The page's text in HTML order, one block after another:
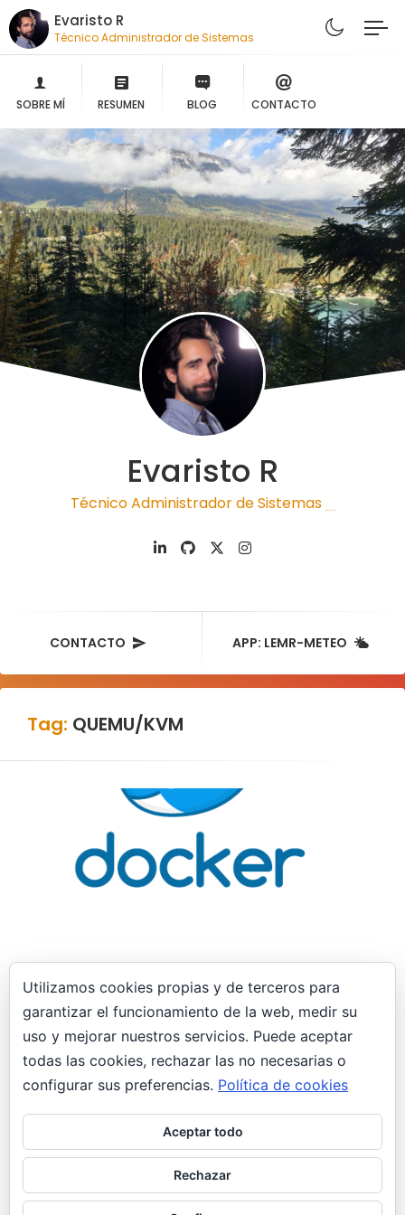
Evaristo R
Técnico Administrador de Sistemas
SOBRE MÍ RESUMEN BLOG CONTACTO
Evaristo R
Técnico Administrador de Sistemas |
CONTACTO APP: LEMR-METEO
Tag: QUEMU/KVM
29 enero, 2019
Interfaces de red “puente” no tienen
conectividad virt-manager Docker
implicado
Las interfaces de tipo “puente” configuradas en
Virt-manager no obtienen conectividad.
Teniendo una interfaz de tipo puente”br1″ que
siempre había…
Utilizamos cookies propias y de terceros para
garantizar el funcionamiento de la web, medir su
uso y mejorar nuestros servicios. Puede aceptar
todas las cookies, rechazar las no necesarias o
configurar sus preferencias. Política de cookies
Aceptar todo
Rechazar